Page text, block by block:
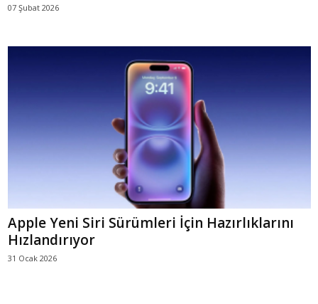
07 Şubat 2026
Apple Yeni Siri Sürümleri İçin Hazırlıklarını
Hızlandırıyor
31 Ocak 2026